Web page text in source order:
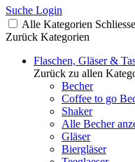
Suche Login
Alle Kategorien
Zurück Kategorien
Flaschen, Gläser &
Zurück zu allen
Becher
Coffee to go
Shaker
Alle Becher
Gläser
Biergläser